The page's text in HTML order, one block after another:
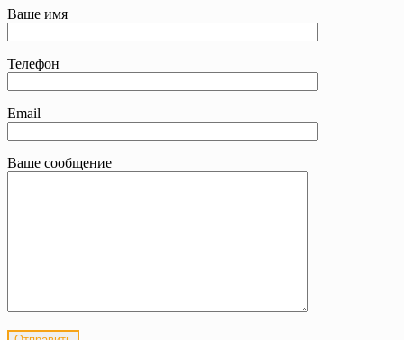
Ваше имя
Телефон
Email
Ваше сообщение